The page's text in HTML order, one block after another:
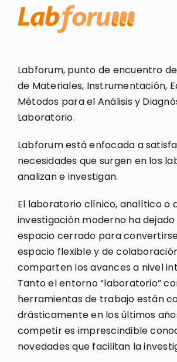
Labforum, punto de encuentro
de Materiales, Instrumentación,
Métodos para el Análisis y
Laboratorio.
Labforum está enfocada a
necesidades que surgen en los
analizan e investigan.
El laboratorio clínico, analítico o
investigación moderno ha dejado
espacio cerrado para
espacio flexible y de
comparten los avances a nivel
Tanto el entorno “laboratorio”
herramientas de trabajo están
drásticamente en los últimos
competir es imprescindible
novedades que facilitan la